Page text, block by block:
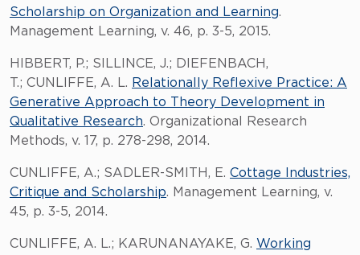
Scholarship on Organization and Learning.
Management Learning, v. 46, p. 3-5, 2015.
HIBBERT, P.; SILLINCE, J.; DIEFENBACH,
T.; CUNLIFFE, A. L. Relationally Reflexive Practice: A
Generative Approach to Theory Development in
Qualitative Research. Organizational Research
Methods, v. 17, p. 278-298, 2014.
CUNLIFFE, A.; SADLER-SMITH, E. Cottage Industries,
Critique and Scholarship. Management Learning, v.
45, p. 3-5, 2014.
CUNLIFFE, A. L.; KARUNANAYAKE, G. Working